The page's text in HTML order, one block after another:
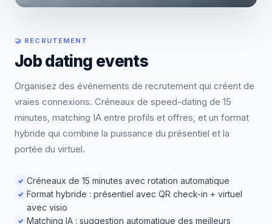
🤝 RECRUTEMENT
Job dating events
Organisez des événements de recrutement qui créent de
vraies connexions. Créneaux de speed-dating de 15
minutes, matching IA entre profils et offres, et un format
hybride qui combine la puissance du présentiel et la
portée du virtuel.
Créneaux de 15 minutes avec rotation automatique
Format hybride : présentiel avec QR check-in + virtuel
avec visio
Matching IA : suggestion automatique des meilleurs